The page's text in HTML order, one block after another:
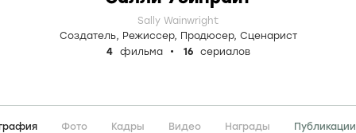
Sally Wainwright
Создатель, Режиссер, Продюсер, Сценарист
4
фильма 16 сериалов
Фото Кадры Видео Награды Публикации